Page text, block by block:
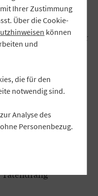
Kaufvertrag
einher. Wer die
in der
aus
auf diese Art in
Marktwirtschaft
überlassen
das Kapital
Umweltschutzes
bereit: Etwa
CO2-Ausstoßes.
Ihrer Zustimmung
Über die Cookie-
können
und
die für den
notwendig sind.
Analyse des
Personenbezug.